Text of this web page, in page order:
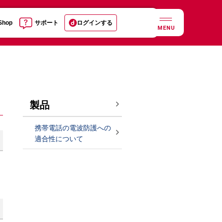
サポート ログインする
MENU
製品
携帯電話の電波防護への
適合性について